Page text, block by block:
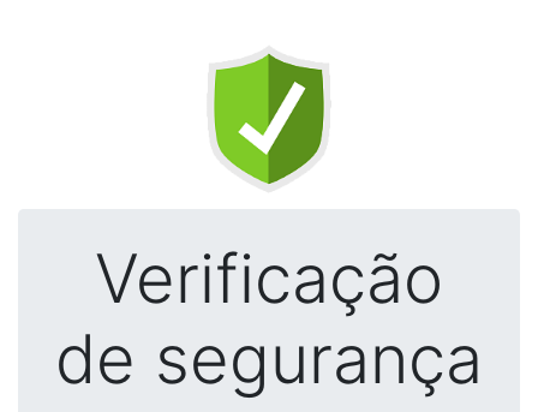
Verificação
de segurança